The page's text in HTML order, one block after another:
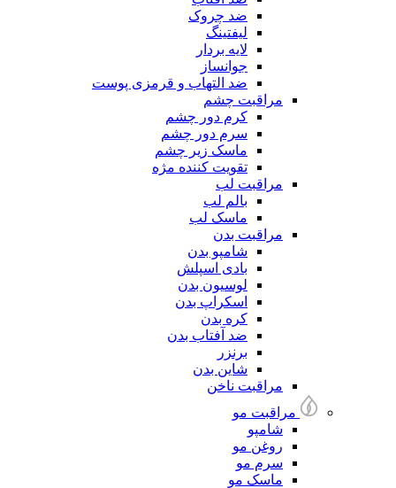
ضد چروک
لیفتینگ
لایه بردار
جوانساز
ضد التهاب و قرمزی پوست
مراقبت چشم
کرم دور چشم
سرم دور چشم
ماسک زیر چشم
تقویت کننده مژه
مراقبت لب
بالم لب
ماسک لب
مراقبت بدن
شامپو بدن
بادی اسپلش
لوسیون بدن
اسکراپ بدن
کره بدن
ضد آفتاب بدن
برنزر
شاین بدن
مراقبت ناخن
مراقبت مو
شامپو
روغن مو
سرم مو
ماسک مو